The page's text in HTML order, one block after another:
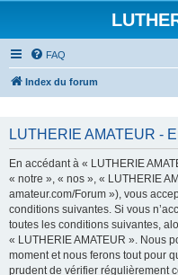
FAQ
Index du forum
LUTHERIE AMATEUR -
En accédant à « LUTHERIE
« notre », « nos », « LUTHERIE
amateur.com/Forum »), vous
conditions suivantes. Si vous
toutes les conditions suivantes,
« LUTHERIE AMATEUR ». Nous
moment et nous ferons tout pour
prudent de vérifier régulièrement